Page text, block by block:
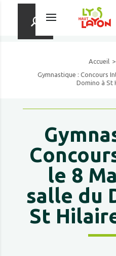
Accueil
Gymnastique : Concours
Domino à St
le 8
salle du
St